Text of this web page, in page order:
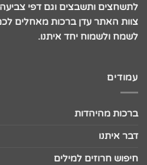
לתשחצים ותשבצים וגם דפי
צוות האתר עדן ברכות מאחלים
לשמח ולשמוח יחד איתנו.
עמודים
ברכות מהיהדות
דבר איתנו
חיפוש חרוזים למילים